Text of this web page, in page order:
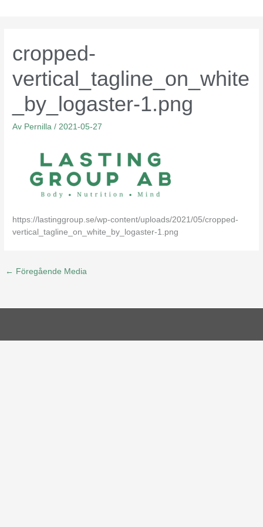
cropped-
vertical_tagline_on_white
_by_logaster-1.png
Av Pernilla/ 2021-05-27
https://lastinggroup.se/wp-content/uploads/2021/05/cropped-
vertical_tagline_on_white_by_logaster-1.png
← Föregående Media